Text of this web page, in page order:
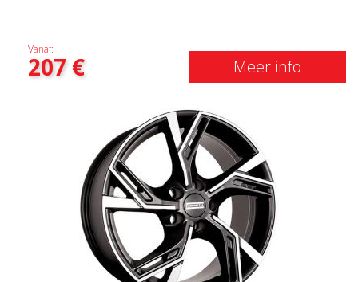
Vanaf:
207€ Meer info